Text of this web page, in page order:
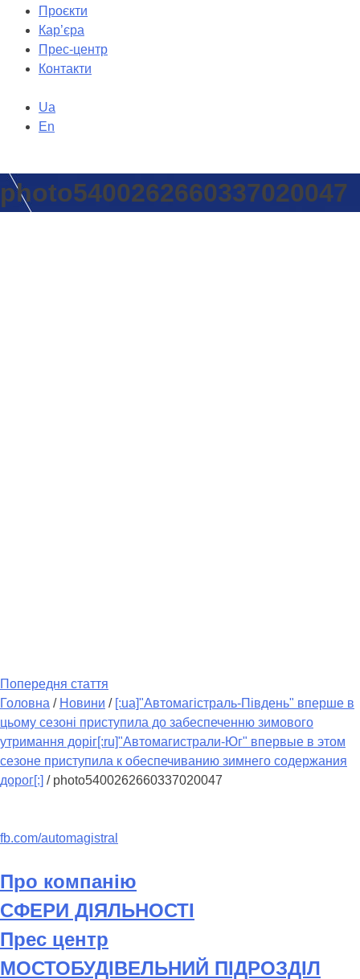
Проєкти
Кар’єра
Прес-центр
Контакти
Ua
En
photo5400262660337020047
Попередня стаття
Головна / Новини / [:ua]"Автомагістраль-Південь" вперше в
цьому сезоні приступила до забеспеченню зимового
утримання доріг[:ru]"Автомагистрали-Юг" впервые в этом
сезоне приступила к обеспечиванию зимнего содержания
дорог[:] / photo5400262660337020047
fb.com/automagistral
Про компанію
СФЕРИ ДІЯЛЬНОСТІ
Прес центр
МОСТОБУДІВЕЛЬНИЙ ПІДРОЗДІЛ